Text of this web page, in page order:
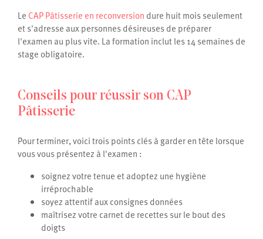
Le CAP Pâtisserie en reconversion dure huit mois seulement
et s'adresse aux personnes désireuses de préparer
l'examen au plus vite. La formation inclut les 14 semaines de
stage obligatoire.
Conseils pour réussir son CAP
Pâtisserie
Pour terminer, voici trois points clés à garder en tête lorsque
vous vous présentez à l'examen :
soignez votre tenue et adoptez une hygiène
irréprochable
soyez attentif aux consignes données
maîtrisez votre carnet de recettes sur le bout des
doigts